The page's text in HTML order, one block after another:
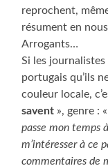
reprochent,
résument en
Arrogants…
Si les
portugais qu’ils
couleur locale,
savent », genre : «
passe mon temps
m’intéresser à ce
commentaires de